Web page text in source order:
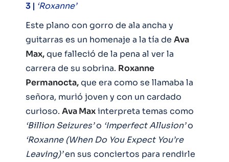
3 | ‘Roxanne’
Este plano con gorro de ala ancha y
guitarras es un homenaje a la tía de Ava
Max,que falleció de la pena al ver la
carrera de su sobrina. Roxanne
Permanocta,que era como se llamaba la
señora, murió joven y con un cardado
curioso. Ava Maxinterpreta temas como
‘Billion Seizures’o ‘Imperfect Allusion’o
‘Roxanne (When Do You Expect You’re
Leaving)’en sus conciertos para rendirle